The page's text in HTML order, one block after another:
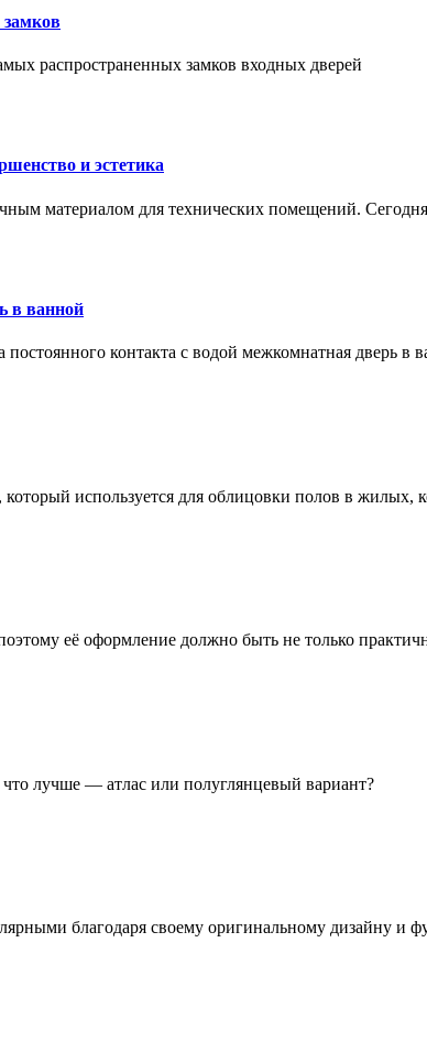
замков
распространенных замков входных дверей
и эстетика
материалом для технических помещений.
в ванной
контакта с водой межкомнатная дверь в
используется для облицовки полов в
её оформление должно быть не только
лучше — атлас или полуглянцевый вариант?
благодаря своему оригинальному дизайну и